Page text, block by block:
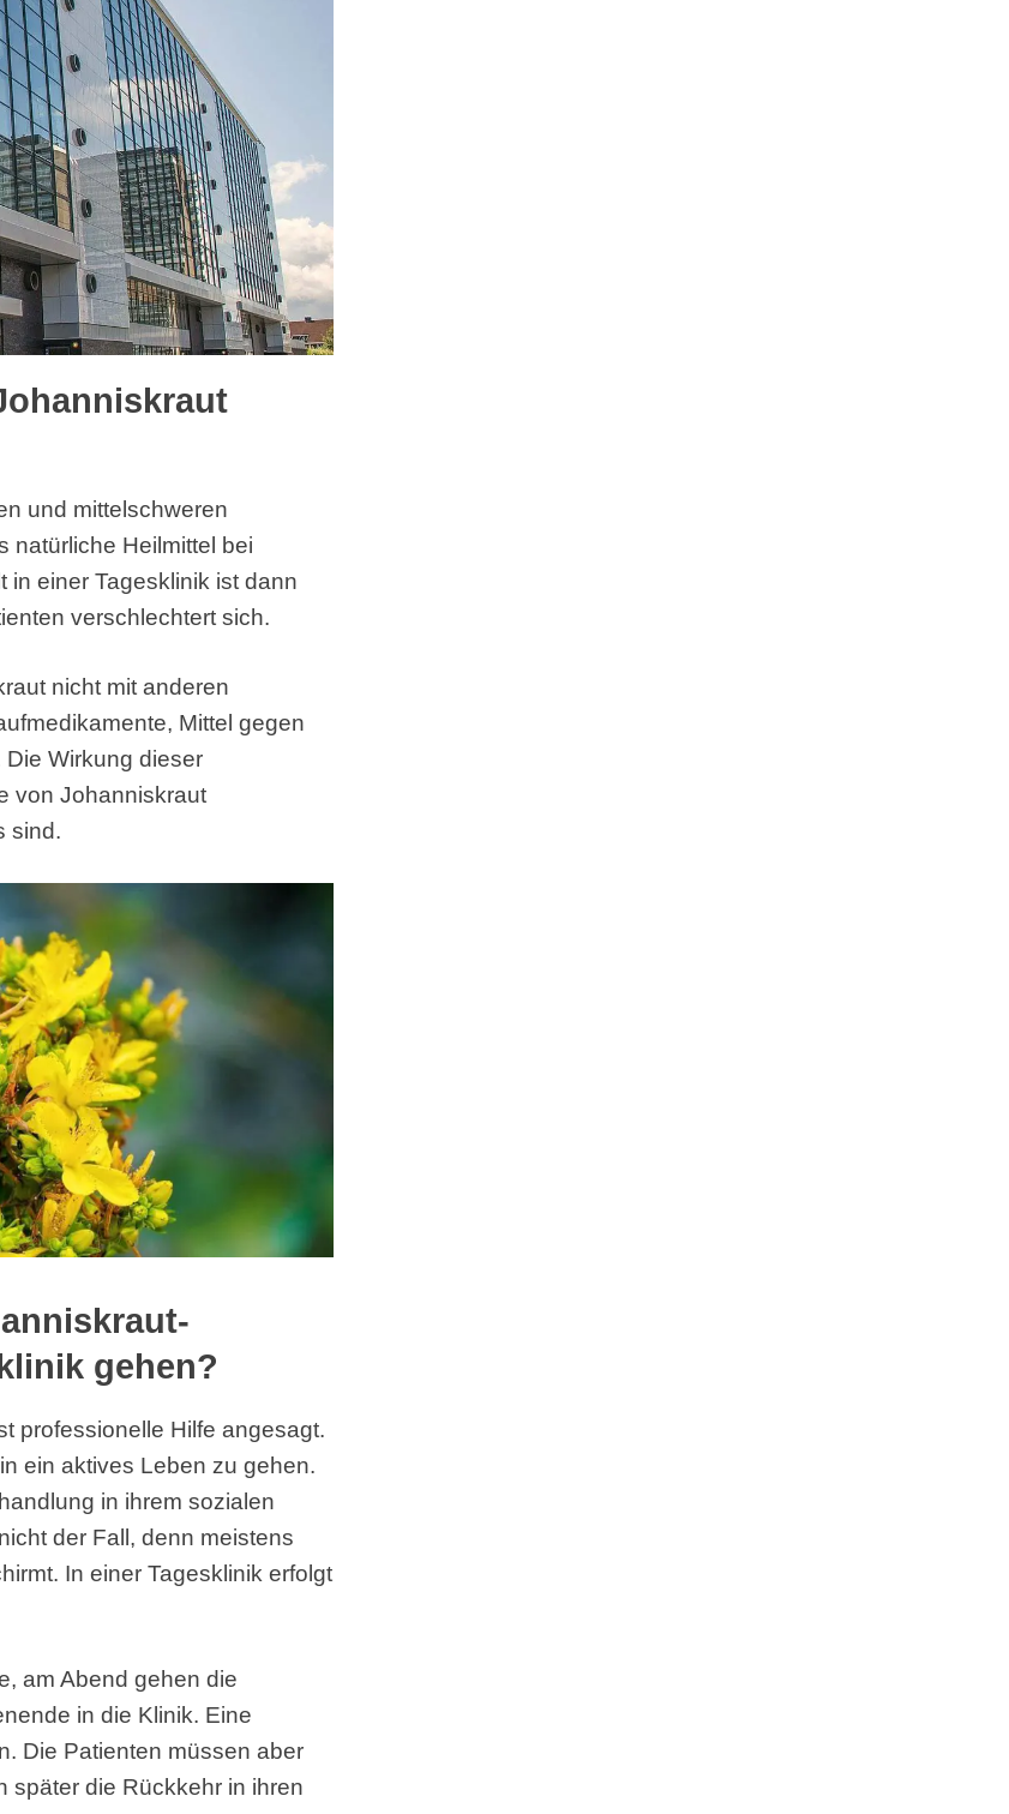
und mittelschweren
natürliche Heilmittel bei
in einer Tagesklinik ist dann
verschlechtert sich.
nicht mit anderen
Mittel gegen
Die Wirkung dieser
von Johanniskraut
sind.
gehen?
professionelle Hilfe angesagt.
ein aktives Leben zu gehen.
in ihrem sozialen
der Fall, denn meistens
In einer Tagesklinik erfolgt
am Abend gehen die
in die Klinik. Eine
Die Patienten müssen aber
später die Rückkehr in ihren